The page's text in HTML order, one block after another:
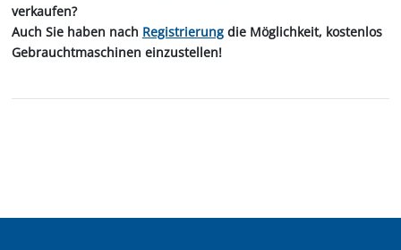
verkaufen?
Auch Sie haben nach Registrierungdie Möglichkeit, kostenlos
Gebrauchtmaschinen einzustellen!